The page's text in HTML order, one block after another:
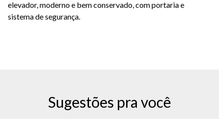
elevador, moderno e bem conservado, com portaria e
sistema de segurança.
Sugestões pra você